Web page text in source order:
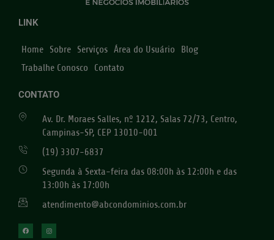
LINK
Home Sobre Serviços Área do Usuário
Blog
Trabalhe Conosco
Contato
CONTATO
Av. Dr. Moraes Salles, nº 1212, Salas 72/73, Centro,
Campinas-SP, CEP 13010-001
(19) 3307-6837
Segunda à Sexta-feira das 08:00h às 12:00h e das
13:00h às 17:00h
atendimento@abcondominios.com.br